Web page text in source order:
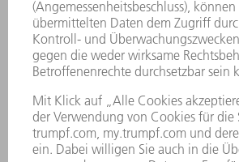
ANWENDUNGEN
BRANCHEN
UNTERNEHMEN
KARRIERE
STELLENANGEBOTE
VORSTAND
GESCHÄFTSBERICHT
UNTERNEHMENSGRUNDSÄTZE
COMPLIANCE